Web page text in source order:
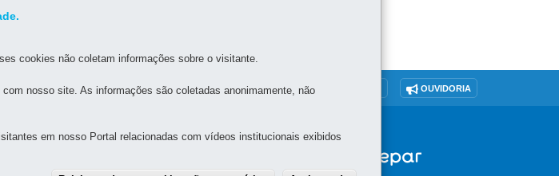
MAPA DO SITE DENUNCIE CORRUPÇÃO OUVIDORIA
ECONÔMICO E SOCIAL -
cookies não coletam informações sobre o visitante.
nosso site. As informações são coletadas anonimamente, não
em nosso Portal relacionadas com vídeos institucionais exibidos